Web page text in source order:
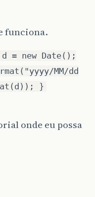
funciona.
= new Date();
MM/dd
}
onde eu possa